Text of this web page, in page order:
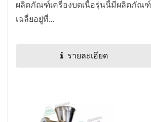
ผลิตภัณฑ์เครื่องบดเนื้อรุ่นนี้มีผลิตภัณฑ์
เฉลี่ยอยู่ที่...
รายละเอียด